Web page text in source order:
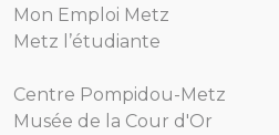
Mon Emploi Metz
Metz l’étudiante
Centre Pompidou-Metz
Musée de la Cour d'Or